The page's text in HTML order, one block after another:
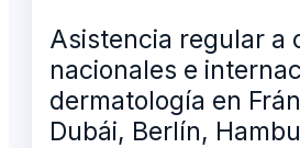
Asistencia regular a
nacionales e
dermatología en
Dubái, Berlín,